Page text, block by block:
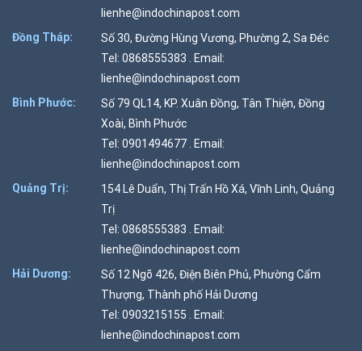
lienhe@indochinapost.com
Đồng Tháp:
Số 30, Đường Hùng Vương, Phường 2, Sa Đéc
Tel: 0868555383 . Email:
lienhe@indochinapost.com
Bình Phước:
Số 79 QL14, KP. Xuân Đồng, Tân Thiện, Đồng
Xoài, Bình Phước
Tel: 0901494677 . Email:
lienhe@indochinapost.com
Quảng Trị:
154 Lê Duẩn, Thị Trấn Hồ Xá, Vĩnh Linh, Quảng
Trị
Tel: 0868555383 . Email:
lienhe@indochinapost.com
Hải Dương:
Số 12 Ngõ 426, Điện Biên Phủ, Phường Cẩm
Thượng, Thành phố Hải Dương
Tel: 0903215155 . Email:
lienhe@indochinapost.com